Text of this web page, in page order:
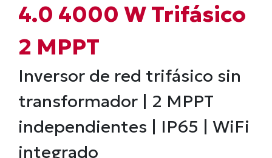
4.0 4000 W Trifásico
2 MPPT
Inversor de red trifásico sin
transformador | 2 MPPT
independientes | IP65 | WiFi
integrado